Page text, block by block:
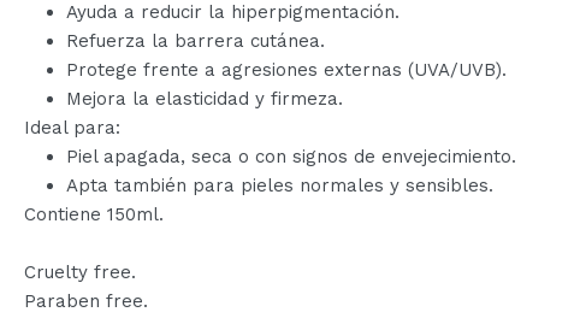
Ayuda a reducir la hiperpigmentación.
Refuerza la barrera cutánea.
Protege frente a agresiones externas (UVA/UVB).
Mejora la elasticidad y firmeza.
Ideal para:
Piel apagada, seca o con signos de envejecimiento.
Apta también para pieles normales y sensibles.
Contiene 150ml.
Cruelty free.
Paraben free.